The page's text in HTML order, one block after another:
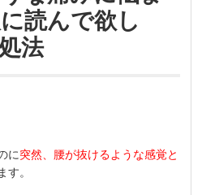
読んで欲し
法
に突然、腰が抜けるような感覚と
す。